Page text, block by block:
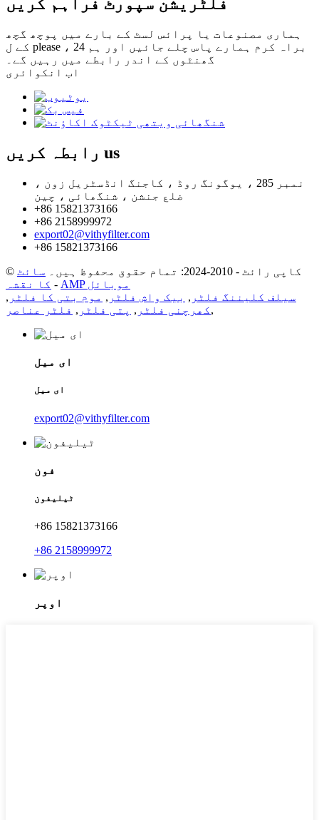
فلٹریشن سپورٹ فراہم کریں
ہماری مصنوعات یا پرائس لسٹ کے بارے میں پوچھ گچھ
کے ل please ، براہ کرم ہمارے پاس چلے جائیں اور ہم 24
گھنٹوں کے اندر رابطے میں رہیں گے۔
اب انکوائری
رابطہ کریں us
نمبر 285 ، یوگونگ روڈ ، کاجنگ انڈسٹریل زون ،
ضلع جنشن ، شنگھائی ، چین
+86 15821373166
+86 2158999972
export02@vithyfilter.com
+86 15821373166
© کاپی رائٹ - 2010-2024: تمام حقوق محفوظ ہیں۔
سائٹ
کا نقشہ -
AMP موبائل
سیلف کلیننگ فلٹر , بیک واش فلٹر , موم بتی کا فلٹر ,
کھرچنی فلٹر , پتی فلٹر , فلٹر عناصر ,
ای میل
ای میل
export02@vithyfilter.com
فون
ٹیلیفون
+86 15821373166
+86 2158999972
اوپر